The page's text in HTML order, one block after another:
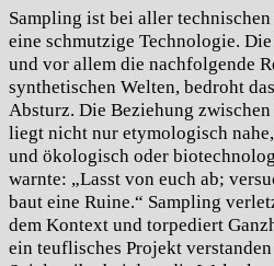
Sampling ist bei aller
eine schmutzige Technologie.
und vor allem die nachfolgende
synthetischen Welten, bedroht
Absturz. Die Beziehung
liegt nicht nur etymologisch
und ökologisch oder
warnte: „Lasst von euch ab;
baut eine Ruine.“ Sampling
dem Kontext und torpediert
ein teuflisches Projekt